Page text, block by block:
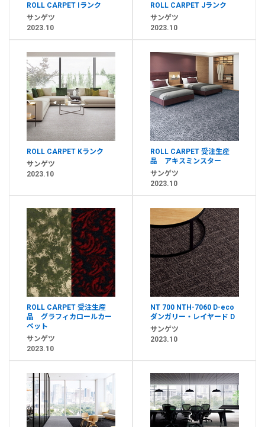
ROLL CARPET Iランク
サンゲツ
2023.10
ROLL CARPET Jランク
サンゲツ
2023.10
ROLL CARPET Kランク
サンゲツ
2023.10
ROLL CARPET 受注生産
品 アキスミンスター
サンゲツ
2023.10
ROLL CARPET 受注生産
品 グラフィカロールカー
ペット
サンゲツ
2023.10
NT 700 NTH-7060 D-eco
ダンガリー・レイヤード D
サンゲツ
2023.10